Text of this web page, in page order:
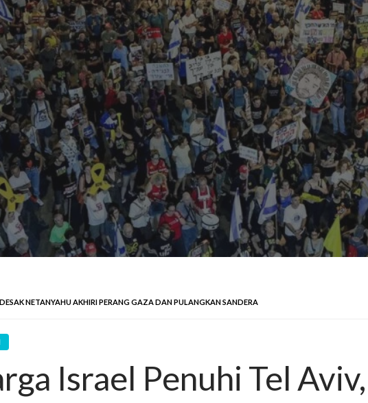
NETANYAHU AKHIRI PERANG GAZA DAN PULANGKAN SANDERA
Israel Penuhi Tel Aviv,